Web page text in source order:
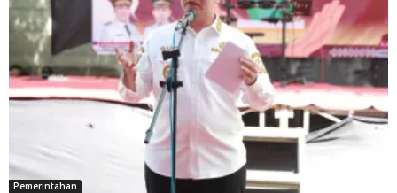
Pemerintahan